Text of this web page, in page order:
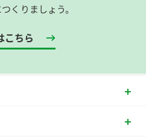
くりましょう。
こちら